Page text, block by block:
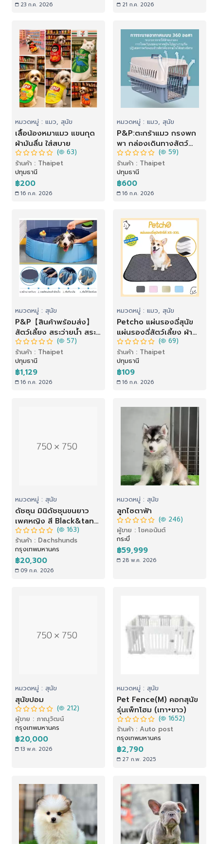
23 ก.ค. 2026 21 ก.ค. 2026
หมวดหมู่ : แมว, สุนัข
เสื้อน้องหมาแมว แขนกุด
ผ้ามันลื่น ใส่สบาย
( 63)
ร้านค้า : Thaipet
ปทุมธานี
฿200
16 ก.ค. 2026
หมวดหมู่ : แมว, สุนัข
P&P:ตะกร้าแมว กรงพก
พา กล่องเดินทางสัตว์
เลี้ยง สำหรับสุนัขและแมว
ล็อกพกพาง่าย ราคาถูก
(ไม่รวมแผ่นฐาน)มอบขนม
แมวเป็นของขวัญ
( 59)
ร้านค้า : Thaipet
ปทุมธานี
฿600
16 ก.ค. 2026
หมวดหมู่ : สุนัข
P&P【สินค้าพร้อมส่ง】
สัตว์เลี้ยง สระว่ายน้ำ สระ
น้ำพับได้ สระ สระน้ำสุนัข
หนาพิเศษ สระน้ำขนาด
ใหญ่ สระน้ำสัตว์เลี้ยง
( 57)
ร้านค้า : Thaipet
ปทุมธานี
฿1,129
16 ก.ค. 2026
หมวดหมู่ : แมว, สุนัข
Petcho แผ่นรองฉี่สุนัข
แผ่นรองฉี่สัตว์เลี้ยง ผ้า
รองฉี่หมา เเมว กระต่าย
ซักใช้ซ้ำได้ ซึมซับได้ดี
( 69)
ร้านค้า : Thaipet
ปทุมธานี
฿109
16 ก.ค. 2026
หมวดหมู่ : สุนัข
ดัชซุน มินิดัชชุนขนยาว
เพศหญิง สี Black&tan
merle ราคา 20,300 บาท
( 163)
ร้านค้า : Dachshunds
กรุงเทพมหานคร
฿20,300
09 ก.ค. 2026
หมวดหมู่ : สุนัข
ลูกไซตาฟ้า
( 246)
ผู้ขาย : โชคอนันต์
กระบี่
฿59,999
28 พ.ค. 2026
หมวดหมู่ : สุนัข
สุนัขปอม
( 212)
ผู้ขาย : ภาณุวัฒน์
กรุงเทพมหานคร
฿20,000
13 พ.ค. 2026
หมวดหมู่ : สุนัข
Pet Fence(M) คอกสุนัข
รุ่นเพ็ทโฮม (เทา+ขาว)
( 1652)
ร้านค้า : Auto post
กรุงเทพมหานคร
฿2,790
27 ก.พ. 2025